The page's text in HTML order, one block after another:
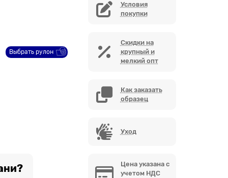
Выбрать рулон
Условия
покупки
Скидки на
крупный и
мелкий опт
Как заказать
образец
Уход
Цена указана с
учетом НДС